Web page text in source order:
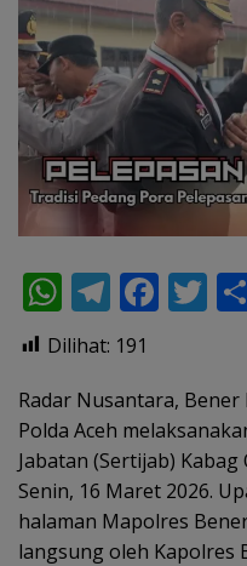
W
h
at
s
A
p
p
T
el
e
gr
a
m
F
ac
b
o
o
k
T
w
er
Dilihat: 191
Radar Nusantara,
Polda Aceh
Jabatan (Sertijab)
Senin, 16 Maret 2026.
halaman Mapolres
langsung oleh Kapolres